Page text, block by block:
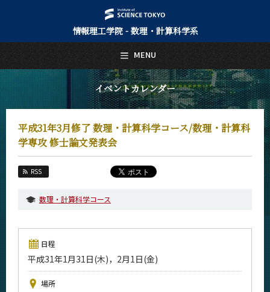
情報理工学院 - 数理・計算科学系
イベントカレンダー
平成31年3月修了 数理・計算科学コース/数理・計算科
学専攻 修士論文発表会
RSS
数理・計算科学コース
日程
平成31年1月31日(木)，2月1日(金)
場所
MENU
日本語 English
トップページ
Top Page
数理・計算科学系について
About Us
教育
Education
教員・研究室
Faculty and Laboratories
未来
Admissions
数理・計算科学系 News